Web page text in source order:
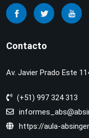
Contacto
Av. Javier Prado Este
(+51) 997 324 313
https://aula-